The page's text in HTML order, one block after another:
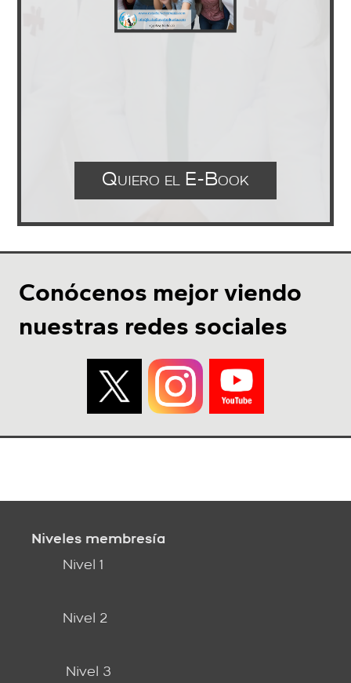
Quiero el E-Book
Conócenos mejor viendo
nuestras redes sociales
Niveles membresía
Nivel 1
Nivel 2
Nivel 3